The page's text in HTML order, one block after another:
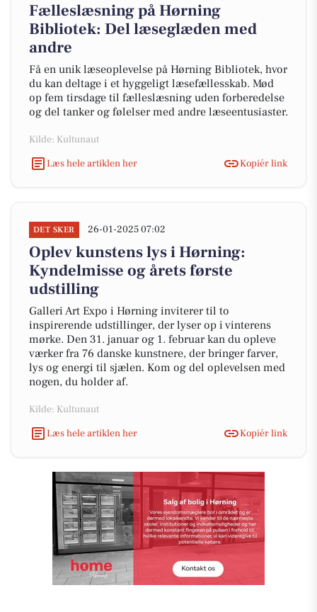
Fælleslæsning på Hørning
Bibliotek: Del læseglæden med
andre
Få en unik læseoplevelse på Hørning Bibliotek, hvor
du kan deltage i et hyggeligt læsefællesskab. Mød
op fem tirsdage til fælleslæsning uden forberedelse
og del tanker og følelser med andre læseentusiaster.
Kilde: Kultunaut
Læs hele artiklen her
Kopiér link
DET SKER 26-01-2025 07:02
Oplev kunstens lys i Hørning:
Kyndelmisse og årets første
udstilling
Galleri Art Expo i Hørning inviterer til to
inspirerende udstillinger, der lyser op i vinterens
mørke. Den 31. januar og 1. februar kan du opleve
værker fra 76 danske kunstnere, der bringer farver,
lys og energi til sjælen. Kom og del oplevelsen med
nogen, du holder af.
Kilde: Kultunaut
Læs hele artiklen her
Kopiér link